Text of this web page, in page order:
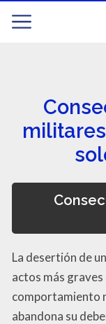
La desertión de
actos más
comportamiento
abandona su